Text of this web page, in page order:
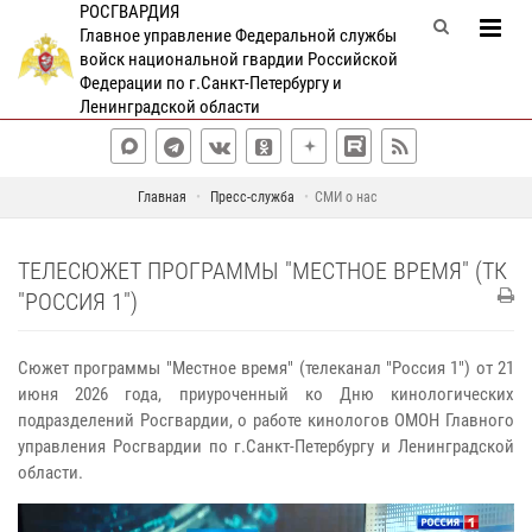
РОСГВАРДИЯ
Главное управление Федеральной службы
войск национальной гвардии Российской
Федерации по г.Санкт-Петербургу и
Ленинградской области
Главная Пресс-служба СМИ о нас
ТЕЛЕСЮЖЕТ ПРОГРАММЫ "МЕСТНОЕ ВРЕМЯ" (ТК
"РОССИЯ 1")
Сюжет программы "Местное время" (телеканал "Россия 1") от 21
июня 2026 года, приуроченный ко Дню кинологических
подразделений Росгвардии, о работе кинологов ОМОН Главного
управления Росгвардии по г.Санкт-Петербургу и Ленинградской
области.